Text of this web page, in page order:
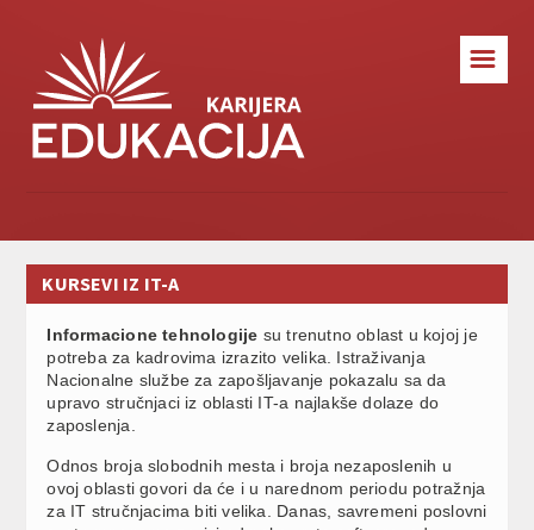
☰
KURSEVI IZ IT-A
Informacione tehnologije su trenutno oblast u kojoj je
potreba za kadrovima izrazito velika. Istraživanja
Nacionalne službe za zapošljavanje pokazalu sa da
upravo stručnjaci iz oblasti IT-a najlakše dolaze do
zaposlenja.
Odnos broja slobodnih mesta i broja nezaposlenih u
ovoj oblasti govori da će i u narednom periodu potražnja
za IT stručnjacima biti velika. Danas, savremeni poslovni